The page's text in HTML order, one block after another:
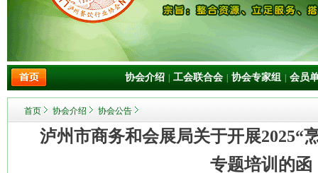
协会介绍 工会联合会 协会专家组 会员
首页 协会介绍 协会公告
泸州市商务和会展局关于开展2025“
专题培训的函